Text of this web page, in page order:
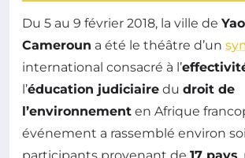
Du 5 au 9 février 2018, la ville de
Cameroun a été le théâtre d’un
international consacré à l’
l’éducation judiciaire du droit de
l’environnement en Afrique
événement a rassemblé environ